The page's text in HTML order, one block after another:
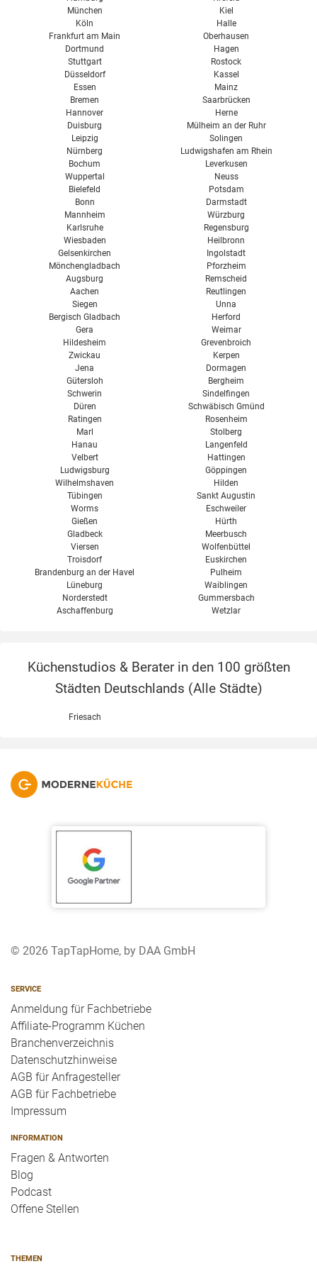
München
Köln
Frankfurt am Main
Dortmund
Stuttgart
Düsseldorf
Essen
Bremen
Hannover
Duisburg
Leipzig
Nürnberg
Bochum
Wuppertal
Bielefeld
Bonn
Mannheim
Karlsruhe
Wiesbaden
Gelsenkirchen
Mönchengladbach
Augsburg
Aachen
Kiel
Halle
Oberhausen
Hagen
Rostock
Kassel
Mainz
Saarbrücken
Herne
Mülheim an der Ruhr
Solingen
Ludwigshafen am Rhein
Leverkusen
Neuss
Potsdam
Darmstadt
Würzburg
Regensburg
Heilbronn
Ingolstadt
Pforzheim
Remscheid
Reutlingen
Siegen
Bergisch Gladbach
Gera
Hildesheim
Zwickau
Jena
Gütersloh
Schwerin
Düren
Ratingen
Marl
Hanau
Velbert
Ludwigsburg
Wilhelmshaven
Tübingen
Worms
Gießen
Gladbeck
Viersen
Troisdorf
Brandenburg an der Havel
Lüneburg
Norderstedt
Aschaffenburg
Unna
Herford
Weimar
Grevenbroich
Kerpen
Dormagen
Bergheim
Sindelfingen
Schwäbisch Gmünd
Rosenheim
Stolberg
Langenfeld
Hattingen
Göppingen
Hilden
Sankt Augustin
Eschweiler
Hürth
Meerbusch
Wolfenbüttel
Euskirchen
Pulheim
Waiblingen
Gummersbach
Wetzlar
Küchenstudios & Berater in den 100 größten
Städten Deutschlands (Alle Städte)
Friesach
© 2026 TapTapHome, by DAA GmbH
SERVICE
Anmeldung für Fachbetriebe
Affiliate-Programm Küchen
Branchenverzeichnis
Datenschutzhinweise
AGB für Anfragesteller
AGB für Fachbetriebe
Impressum
INFORMATION
Fragen & Antworten
Blog
Podcast
Offene Stellen
THEMEN